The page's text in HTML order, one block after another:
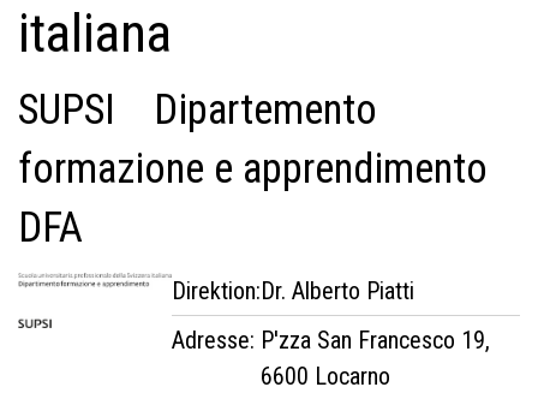
italiana
SUPSI Dipartemento
formazione e apprendimento
DFA
Direktion:Dr. Alberto Piatti
Adresse: P'zza San Francesco 19,
6600 Locarno